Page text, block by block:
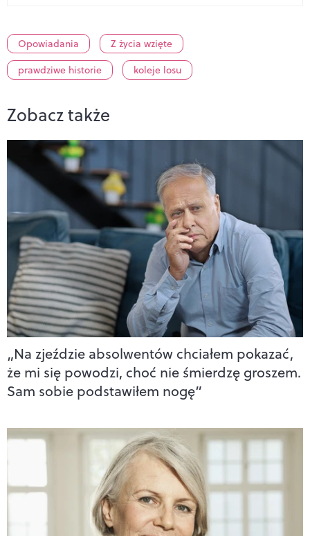
Opowiadania
Z życia wzięte
prawdziwe historie
koleje losu
Zobacz także
„Na zjeździe absolwentów chciałem pokazać,
że mi się powodzi, choć nie śmierdzę groszem.
Sam sobie podstawiłem nogę”